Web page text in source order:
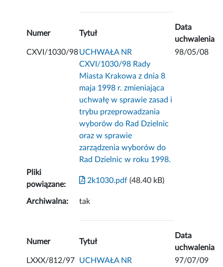
Numer Tytuł
Data
uchwalenia
CXVI/1030/98UCHWAŁA NR
CXVI/1030/98 Rady
Miasta Krakowa z dnia 8
maja 1998 r. zmieniająca
uchwałę w sprawie zasad i
trybu przeprowadzania
wyborów do Rad Dzielnic
oraz w sprawie
zarządzenia wyborów do
Rad Dzielnic w roku 1998.
98/05/08
Pliki
powiązane:
2k1030.pdf (48.40 kB)
Archiwalna: tak
Numer Tytuł
Data
uchwalenia
LXXX/812/97
UCHWAŁA NR
97/07/09